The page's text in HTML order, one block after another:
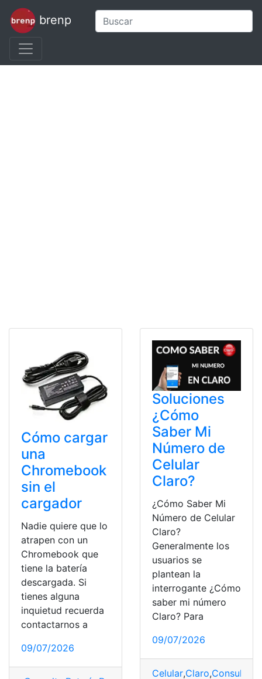
brenp
Cómo cargar
una
Chromebook
sin el
cargador
Nadie quiere que lo
atrapen con un
Chromebook que
tiene la batería
descargada. Si
tienes alguna
inquietud recuerda
contactarnos a
09/07/2026
Soluciones
¿Cómo
Saber Mi
Número de
Celular
Claro?
¿Cómo Saber Mi
Número de Celular
Claro?
Generalmente los
usuarios se
plantean la
interrogante ¿Cómo
saber mi número
Claro? Para
09/07/2026
Celular,Claro,Consultas